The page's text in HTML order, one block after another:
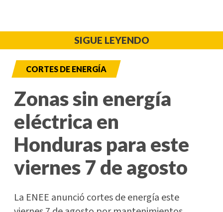
SIGUE LEYENDO
CORTES DE ENERGÍA
Zonas sin energía
eléctrica en
Honduras para este
viernes 7 de agosto
La ENEE anunció cortes de energía este